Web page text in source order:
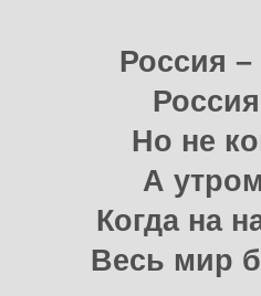
Россия
Но не
А
Когда на
Весь мир